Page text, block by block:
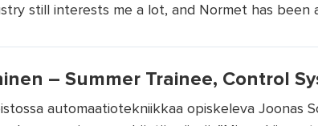
still interests me a lot, and Normet has been
– Summer Trainee, Control
automaatiotekniikkaa opiskeleva Joonas